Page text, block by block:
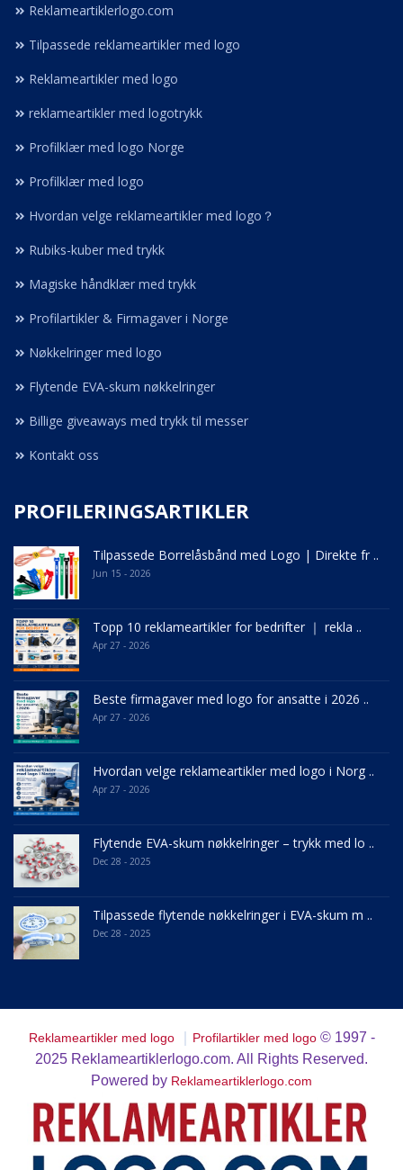
Reklameartiklerlogo.com
Tilpassede reklameartikler med logo
Reklameartikler med logo
reklameartikler med logotrykk
Profilklær med logo Norge
Profilklær med logo
Hvordan velge reklameartikler med logo？
Rubiks-kuber med trykk
Magiske håndklær med trykk
Profilartikler & Firmagaver i Norge
Nøkkelringer med logo
Flytende EVA-skum nøkkelringer
Billige giveaways med trykk til messer
Kontakt oss
PROFILERINGSARTIKLER
Tilpassede Borrelåsbånd med Logo | Direkte fr ..
Jun 15 - 2026
Topp 10 reklameartikler for bedrifter ｜ rekla ..
Apr 27 - 2026
Beste firmagaver med logo for ansatte i 2026 ..
Apr 27 - 2026
Hvordan velge reklameartikler med logo i Norg ..
Apr 27 - 2026
Flytende EVA-skum nøkkelringer – trykk med lo ..
Dec 28 - 2025
Tilpassede flytende nøkkelringer i EVA-skum m ..
Dec 28 - 2025
Reklameartikler med logo｜ Profilartikler med logo © 1997 -
2025 Reklameartiklerlogo.com. All Rights Reserved.
Powered by Reklameartiklerlogo.com